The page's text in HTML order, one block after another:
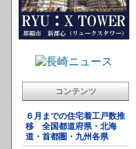
コンテンツ
６月までの住宅着工戸数推
移 全国都道府県・北海
道・首都圏・九州各県